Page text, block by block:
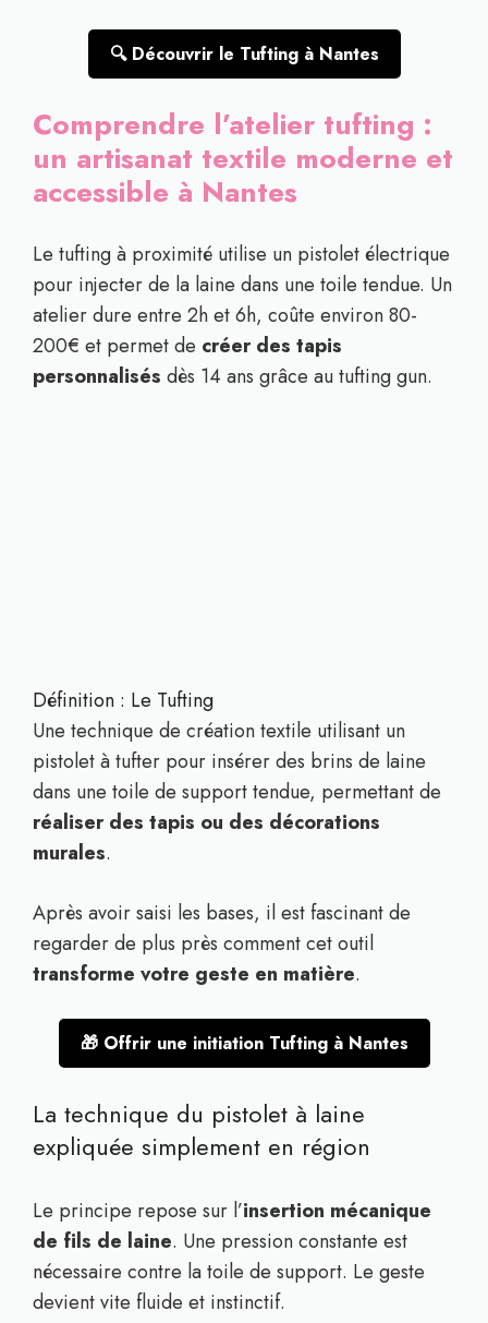
🔍 Découvrir le Tufting à Nantes
Comprendre l’atelier tufting :
un artisanat textile moderne et
accessible à Nantes
Le tufting à proximité utilise un pistolet électrique
pour injecter de la laine dans une toile tendue. Un
atelier dure entre 2h et 6h, coûte environ 80-
200€ et permet de créer des tapis
personnalisés dès 14 ans grâce au tufting gun.
Définition : Le Tufting
Une technique de création textile utilisant un
pistolet à tufter pour insérer des brins de laine
dans une toile de support tendue, permettant de
réaliser des tapis ou des décorations
murales.
Après avoir saisi les bases, il est fascinant de
regarder de plus près comment cet outil
transforme votre geste en matière.
🎁 Offrir une initiation Tufting à Nantes
La technique du pistolet à laine
expliquée simplement en région
Le principe repose sur l’insertion mécanique
de fils de laine. Une pression constante est
nécessaire contre la toile de support. Le geste
devient vite fluide et instinctif.